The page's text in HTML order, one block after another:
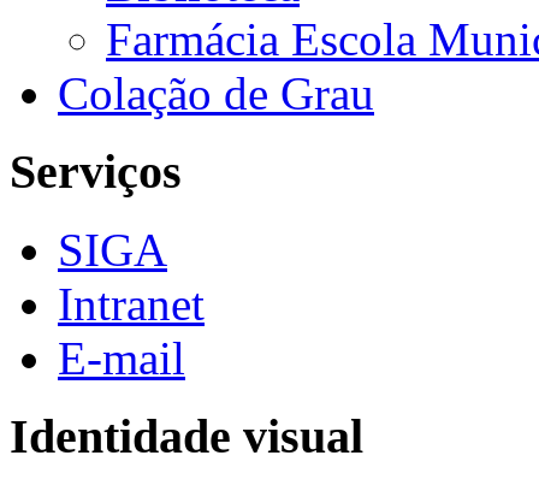
Farmácia Escola
Colação de Grau
Serviços
SIGA
Intranet
E-mail
Identidade visual